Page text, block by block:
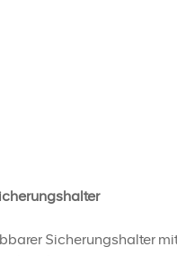
Sicherungshalter